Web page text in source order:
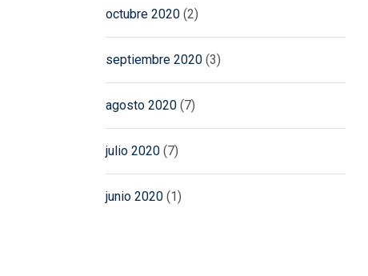
octubre 2020 (2)
septiembre 2020 (3)
agosto 2020 (7)
julio 2020 (7)
junio 2020 (1)